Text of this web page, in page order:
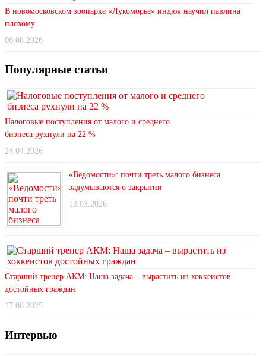
В новомосковском зоопарке «Лукоморье» индюк научил павлина
плохому
06.08.2026
Популярные статьи
Налоговые поступления от малого и среднего
бизнеса рухнули на 22 %
24.04.2026
«Ведомости»: почти треть малого бизнеса
задумываются о закрытии
13.03.2026
Старший тренер АКМ: Наша задача – вырастить из хоккеистов
достойных граждан
17.08.2025
Интервью